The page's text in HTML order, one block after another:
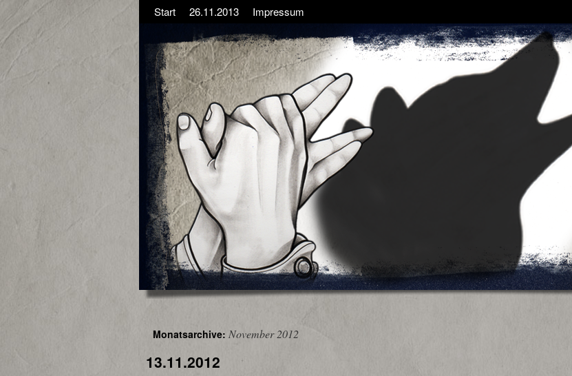
Start 26.11.2013 Impressum
Monatsarchive: November 2012
13.11.2012